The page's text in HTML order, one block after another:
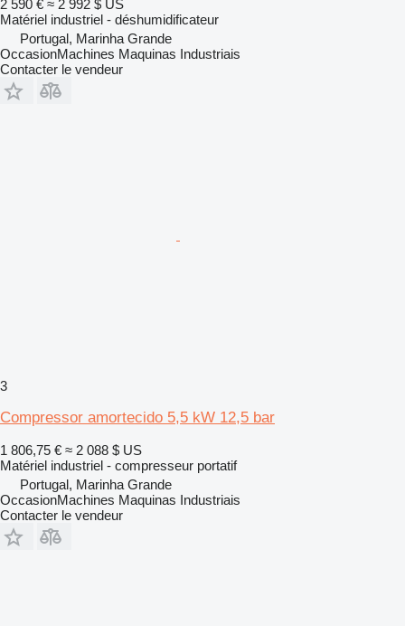
2 590 € ≈ 2 992 $ US
Matériel industriel - déshumidificateur
Portugal, Marinha Grande
OccasionMachines Maquinas Industriais
Contacter le vendeur
3
Compressor amortecido 5,5 kW 12,5 bar
1 806,75 € ≈ 2 088 $ US
Matériel industriel - compresseur portatif
Portugal, Marinha Grande
OccasionMachines Maquinas Industriais
Contacter le vendeur